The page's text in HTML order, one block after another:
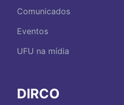
Comunicados
Eventos
UFU na mídia
DIRCO